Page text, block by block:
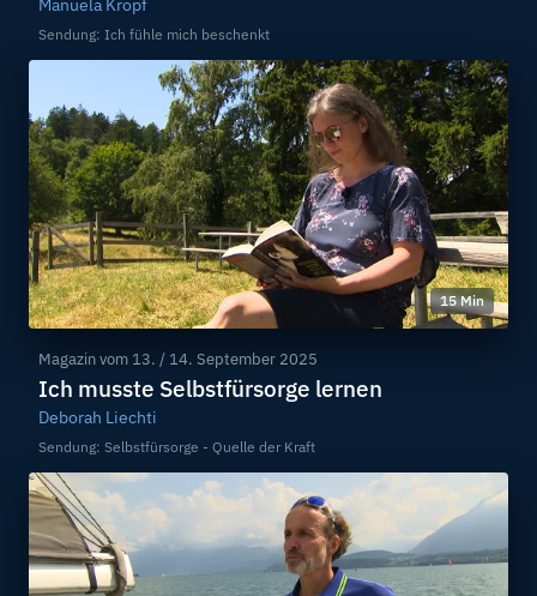
Manuela Kropf
Sendung: Ich fühle mich beschenkt
15 Min
Magazin vom 13. / 14. September 2025
Ich musste Selbstfürsorge lernen
Deborah Liechti
Sendung: Selbstfürsorge - Quelle der Kraft